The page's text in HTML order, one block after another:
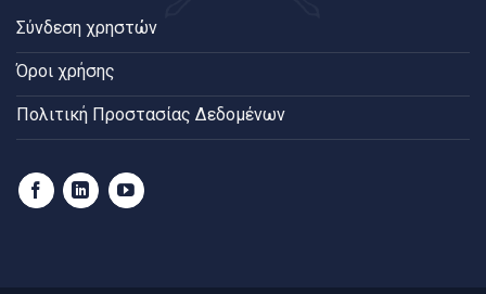
Σύνδεση χρηστών
Όροι χρήσης
Πολιτική Προστασίας Δεδομένων